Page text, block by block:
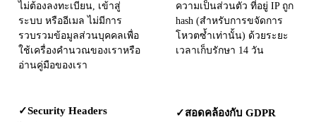
ไม่ต้องลงทะเบียน, เข้าสู่
ระบบ หรืออีเมล ไม่มีการ
รวบรวมข้อมูลส่วนบุคคลเพื่อ
ใช้เครื่องคำนวณของเราหรือ
อ่านคู่มือของเรา
ความเป็นส่วนตัว ที่อยู่ IP ถูก
hash (สำหรับการขจัดการ
โหวตซ้ำเท่านั้น) ด้วยระยะ
เวลาเก็บรักษา 14 วัน
✓Security Headers ✓สอดคล้องกับ GDPR